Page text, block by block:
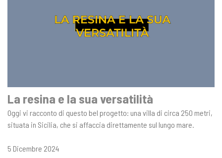
La resina e la sua versatilità
Oggi vi racconto di questo bel progetto: una villa di circa 250 metri,
situata in Sicilia, che si affaccia direttamente sul lungo mare.
5 Dicembre 2024